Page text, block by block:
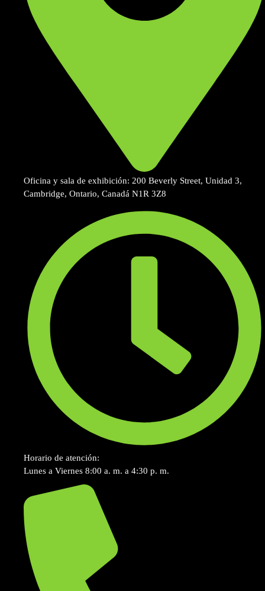
Oficina y sala de exhibición: 200 Beverly Street, Unidad 3,
Cambridge, Ontario, Canadá N1R 3Z8
Horario de atención:
Lunes a Viernes 8:00 a. m. a 4:30 p. m.